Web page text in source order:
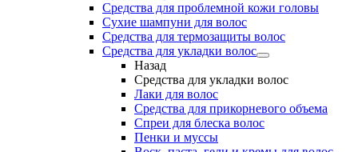
Средства для проблемной кожи головы
Сухие шампуни для волос
Средства для термозащиты волос
Средства для укладки волос
Назад
Средства для укладки волос
Лаки для волос
Средства для прикорневого объема
Спреи для блеска волос
Пенки и муссы